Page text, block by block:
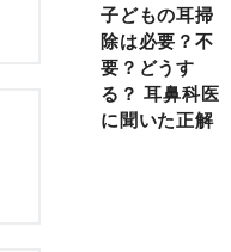
子どもの耳掃
除は必要？不
要？どうす
る？ 耳鼻科医
に聞いた正解